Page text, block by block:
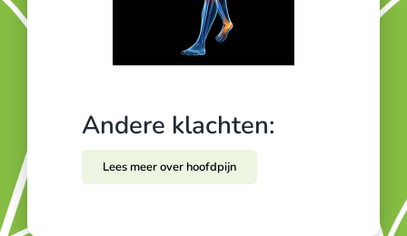
Andere klachten:
Lees meer over hoofdpijn